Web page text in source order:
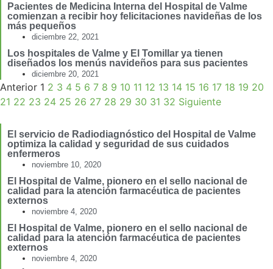
Pacientes de Medicina Interna del Hospital de Valme
comienzan a recibir hoy felicitaciones navideñas de los
más pequeños
diciembre 22, 2021
Los hospitales de Valme y El Tomillar ya tienen
diseñados los menús navideños para sus pacientes
diciembre 20, 2021
Anterior 1 2 3 4 5 6 7 8 9 10 11 12 13 14 15 16 17 18 19 20
21 22 23 24 25 26 27 28 29 30 31 32 Siguiente
El servicio de Radiodiagnóstico del Hospital de Valme
optimiza la calidad y seguridad de sus cuidados
enfermeros
noviembre 10, 2020
El Hospital de Valme, pionero en el sello nacional de
calidad para la atención farmacéutica de pacientes
externos
noviembre 4, 2020
El Hospital de Valme, pionero en el sello nacional de
calidad para la atención farmacéutica de pacientes
externos
noviembre 4, 2020